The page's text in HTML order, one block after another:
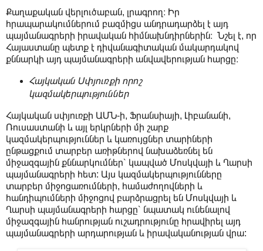
Քաղաքական վերլուծաբան, լրագրող։ Իր
հրապարակումներում բազմիցս անդրադարձել է այդ
պայմանագրերի իրավական հիմնախնդիրներին։ Նշել է, որ
Հայաստանը պետք է դիվանագիտական մակարդակով
քննարկի այդ պայմանագրերի անվավերության հարցը։
Հայկական Սփյուռքի որոշ
կազմակերպություններ
Հայկական սփյուռքի ԱՄՆ-ի, Ֆրանսիայի, Լիբանանի,
Ռուսաստանի և այլ երկրների մի շարք
կազմակերպություններ և կառույցներ տարիների
ընթացքում տարբեր առիթներով նախաձեռնել են
միջազգային քննարկումներ՝ կապված Մոսկվայի և Ղարսի
պայմանագրերի հետ: Այս կազմակերպությունները
տարբեր միջոցառումների, համաժողովների և
հանդիպումների միջոցով բարձրացրել են Մոսկվայի և
Ղարսի պայմանագրերի հարցը՝ նպատակ ունենալով
միջազգային հանրության ուշադրությունը հրավիրել այդ
պայմանագրերի արդարության և իրավականության վրա: